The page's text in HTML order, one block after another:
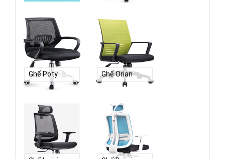
Ghế Poty Ghế Orian